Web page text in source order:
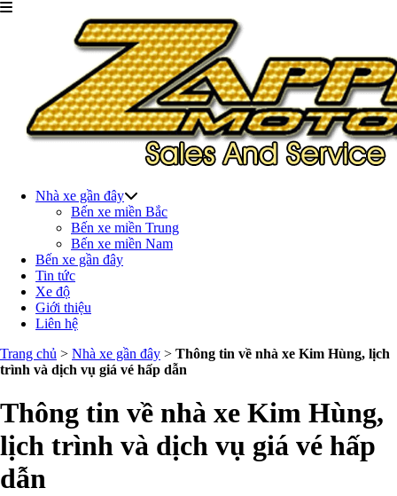
Nhà xe gần đây
Bến xe miền Bắc
Bến xe miền Trung
Bến xe miền Nam
Bến xe gần đây
Tin tức
Xe độ
Giới thiệu
Liên hệ
Trang chủ > Nhà xe gần đây > Thông tin về nhà xe Kim Hùng, lịch
trình và dịch vụ giá vé hấp dẫn
Thông tin về nhà xe Kim Hùng,
lịch trình và dịch vụ giá vé hấp
dẫn